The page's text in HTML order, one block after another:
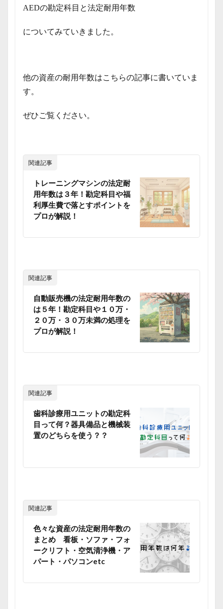
AEDの勘定科目と法定耐用年数
についてみていきました。
他の資産の耐用年数はこちらの記事に書いていま
す。
ぜひご覧ください。
関連記事
トレーニングマシンの法定耐
用年数は３年！勘定科目や福
利厚生費で落とすポイントを
プロが解説！
関連記事
自動販売機の法定耐用年数の
は５年！勘定科目や１０万・
２０万・３０万未満の処理を
プロが解説！
関連記事
歯科診療用ユニットの勘定科
目って何？器具備品と機械装
置のどちらを使う？？
関連記事
色々な資産の法定耐用年数の
まとめ 看板・ソファ・フォ
ークリフト・空気清浄機・ア
パート・パソコンetc